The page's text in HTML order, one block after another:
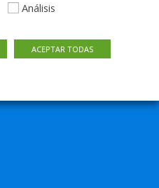
Escritorio
Análisis
ACEPTAR TODAS